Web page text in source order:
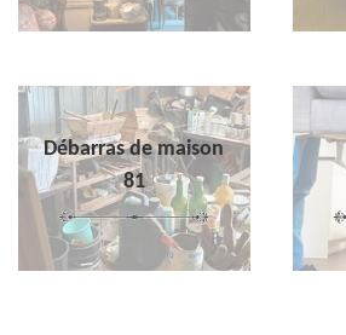
Débarras de maison
81